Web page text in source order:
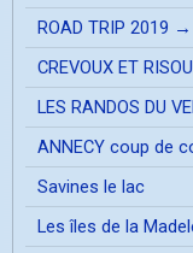
ROAD TRIP 2019
CREVOUX ET
LES RANDOS DU
ANNECY coup de
Savines le lac
Les îles de la